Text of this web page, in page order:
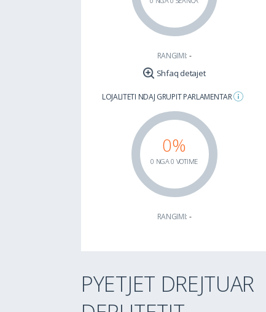
RANGIMI: -
Shfaq detajet
LOJALITETI NDAJ GRUPIT PARLAMENTAR
0%
0 NGA 0 VOTIME
RANGIMI: -
PYETJET DREJTUAR